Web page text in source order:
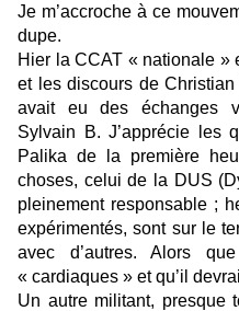
Je m’accroche à ce
dupe.
Hier la CCAT « nationale »
et les discours de
avait eu des échanges
Sylvain B. J’apprécie les
Palika de la première
choses, celui de la DUS
pleinement responsable ;
expérimentés, sont sur le
avec d’autres. Alors
« cardiaques » et qu’il
Un autre militant, presque